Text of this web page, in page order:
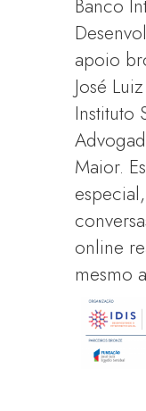
Banco
apoio
José
Instituto
Maior.
online
mesmo